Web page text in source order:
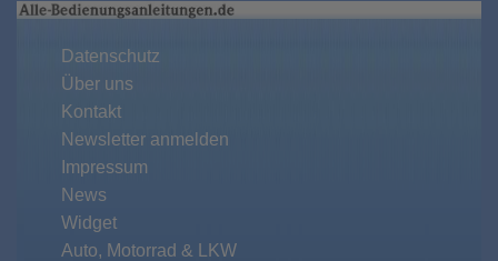
Datenschutz
Über uns
Kontakt
Newsletter anmelden
Impressum
News
Widget
Auto, Motorrad & LKW